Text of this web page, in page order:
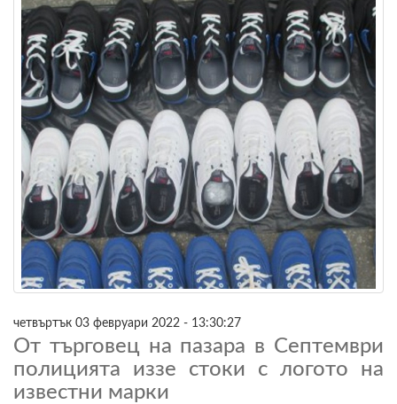
четвъртък 03 февруари 2022 - 13:30:27
От търговец на пазара в Септември
полицията иззе стоки с логото на
известни марки